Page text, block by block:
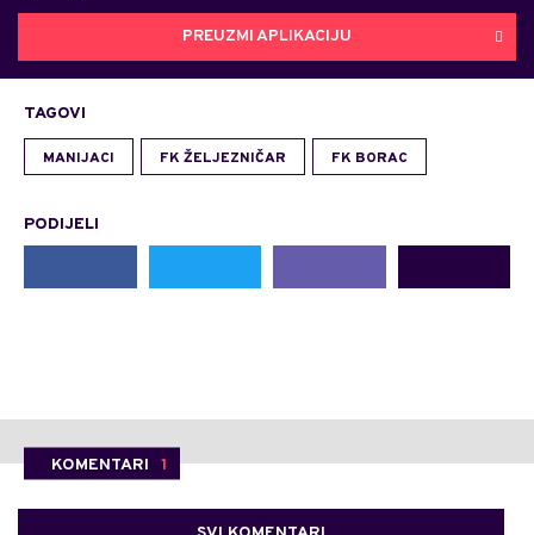
PREUZMI APLIKACIJU
TAGOVI
MANIJACI FK ŽELJEZNIČAR FK BORAC
PODIJELI
KOMENTARI 1